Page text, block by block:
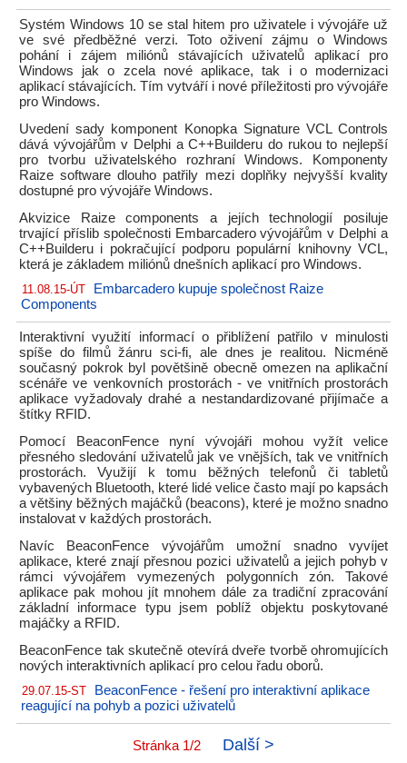
Systém Windows 10 se stal hitem pro uživatele i vývojáře už
ve své předběžné verzi. Toto oživení zájmu o Windows
pohání i zájem miliónů stávajících uživatelů aplikací pro
Windows jak o zcela nové aplikace, tak i o modernizaci
aplikací stávajících. Tím vytváří i nové příležitosti pro vývojáře
pro Windows.
Uvedení sady komponent Konopka Signature VCL Controls
dává vývojářům v Delphi a C++Builderu do rukou to nejlepší
pro tvorbu uživatelského rozhraní Windows. Komponenty
Raize software dlouho patřily mezi doplňky nejvyšší kvality
dostupné pro vývojáře Windows.
Akvizice Raize components a jejích technologií posiluje
trvající příslib společnosti Embarcadero vývojářům v Delphi a
C++Builderu i pokračující podporu populární knihovny VCL,
která je základem miliónů dnešních aplikací pro Windows.
11.08.15-ÚT
Embarcadero kupuje společnost Raize
Components
Interaktivní využití informací o přiblížení patřilo v minulosti
spíše do filmů žánru sci-fi, ale dnes je realitou. Nicméně
současný pokrok byl povětšině obecně omezen na aplikační
scénáře ve venkovních prostorách - ve vnitřních prostorách
aplikace vyžadovaly drahé a nestandardizované přijímače a
štítky RFID.
Pomocí BeaconFence nyní vývojáři mohou vyžít velice
přesného sledování uživatelů jak ve vnějších, tak ve vnitřních
prostorách. Využijí k tomu běžných telefonů či tabletů
vybavených Bluetooth, které lidé velice často mají po kapsách
a většiny běžných majáčků (beacons), které je možno snadno
instalovat v každých prostorách.
Navíc BeaconFence vývojářům umožní snadno vyvíjet
aplikace, které znají přesnou pozici uživatelů a jejich pohyb v
rámci vývojářem vymezených polygonních zón. Takové
aplikace pak mohou jít mnohem dále za tradiční zpracování
základní informace typu jsem poblíž objektu poskytované
majáčky a RFID.
BeaconFence tak skutečně otevírá dveře tvorbě ohromujících
nových interaktivních aplikací pro celou řadu oborů.
29.07.15-ST
BeaconFence - řešení pro interaktivní aplikace
reagující na pohyb a pozici uživatelů
Stránka 1/2 Další >